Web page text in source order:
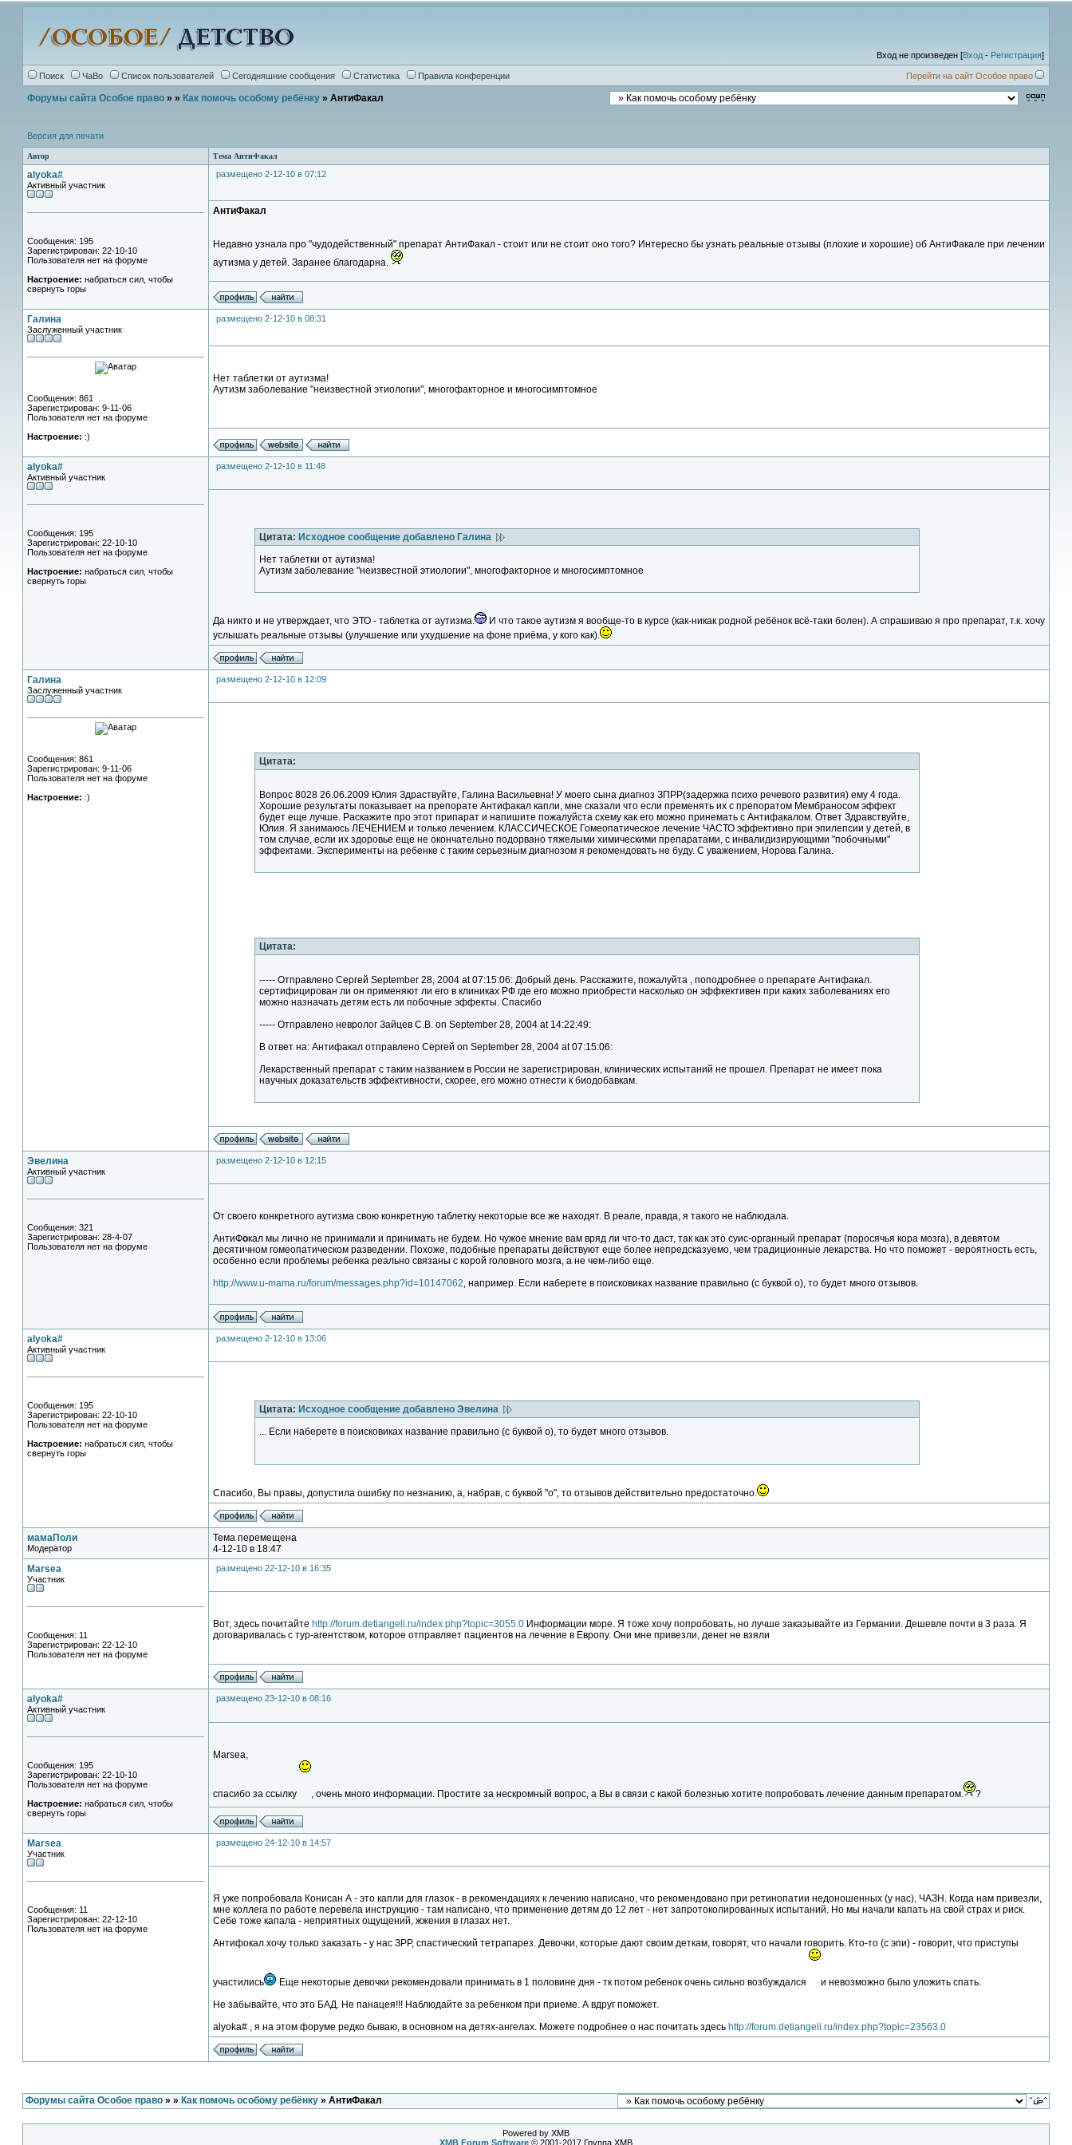
Вход не произведен [Вход - Регистрация]
Поиск ЧаВо Список пользователей Сегодняшние сообщения Статистика Правила конференции Перейти на сайт Особое право
Форумы сайта Особое право » » Как помочь особому ребёнку » АнтиФакал
Версия для печати
Автор Тема АнтиФакал
alyoka#
Активный участник
Сообщения: 195
Зарегистрирован: 22-10-10
Пользователя нет на форуме
Настроение: набраться сил, чтобы
свернуть горы
размещено 2-12-10 в 07:12
АнтиФакал
Недавно узнала про "чудодейственный" препарат АнтиФакал - стоит или не стоит оно того? Интересно бы узнать реальные отзывы (плохие и хорошие) об АнтиФакале при лечении
аутизма у детей. Заранее благодарна.
Галина
Заслуженный участник
Сообщения: 861
Зарегистрирован: 9-11-06
Пользователя нет на форуме
Настроение: :)
размещено 2-12-10 в 08:31
Нет таблетки от аутизма!
Аутизм заболевание "неизвестной этиологии", многофакторное и многосимптомное
alyoka#
Активный участник
Сообщения: 195
Зарегистрирован: 22-10-10
Пользователя нет на форуме
Настроение: набраться сил, чтобы
свернуть горы
размещено 2-12-10 в 11:48
Цитата: Исходное сообщение добавлено Галина
Нет таблетки от аутизма!
Аутизм заболевание "неизвестной этиологии", многофакторное и многосимптомное
Да никто и не утверждает, что ЭТО - таблетка от аутизма.
И что такое аутизм я вообще-то в курсе (как-никак родной ребёнок всё-таки болен). А спрашиваю я про препарат, т.к. хочу
услышать реальные отзывы (улучшение или ухудшение на фоне приёма, у кого как).
Галина
Заслуженный участник
Сообщения: 861
Зарегистрирован: 9-11-06
Пользователя нет на форуме
Настроение: :)
размещено 2-12-10 в 12:09
Цитата:
Вопрос 8028 26.06.2009 Юлия Здраствуйте, Галина Васильевна! У моего сына диагноз ЗПРР(задержка психо речевого развития) ему 4 года.
Хорошие результаты показывает на препорате Антифакал капли, мне сказали что если пременять их с препоратом Мембраносом эффект
будет еще лучше. Раскажите про этот припарат и напишите пожалуйста схему как его можно принемать с Антифакалом. Ответ Здравствуйте,
Юлия. Я занимаюсь ЛЕЧЕНИЕМ и только лечением. КЛАССИЧЕСКОЕ Гомеопатическое лечение ЧАСТО эффективно при эпилепсии у детей, в
том случае, если их здоровье еще не окончательно подорвано тяжелыми химическими препаратами, с инвалидизирующими "побочными"
эффектами. Эксперименты на ребенке с таким серьезным диагнозом я рекомендовать не буду. С уважением, Норова Галина.
Цитата:
----- Отправлено Сергей September 28, 2004 at 07:15:06: Добрый день. Расскажите, пожалуйта , поподробнее о препарате Антифакал.
сертифицирован ли он применяют ли его в клиниках РФ где его можно приобрести насколько он эффкективен при каких заболеваниях его
можно назначать детям есть ли побочные эффекты. Спасибо
----- Отправлено невролог Зайцев С.В. on September 28, 2004 at 14:22:49:
В ответ на: Антифакал отправлено Сергей on September 28, 2004 at 07:15:06:
Лекарственный препарат с таким названием в России не зарегистрирован, клинических испытаний не прошел. Препарат не имеет пока
научных доказательств эффективности, скорее, его можно отнести к биодобавкам.
Эвелина
Активный участник
Сообщения: 321
Зарегистрирован: 28-4-07
Пользователя нет на форуме
размещено 2-12-10 в 12:15
От своего конкретного аутизма свою конкретную таблетку некоторые все же находят. В реале, правда, я такого не наблюдала.
АнтиФокал мы лично не принимали и принимать не будем. Но чужое мнение вам вряд ли что-то даст, так как это суис-органный препарат (поросячья кора мозга), в девятом
десятичном гомеопатическом разведении. Похоже, подобные препараты действуют еще более непредсказуемо, чем традиционные лекарства. Но что поможет - вероятность есть,
особенно если проблемы ребенка реально связаны с корой головного мозга, а не чем-либо еще.
http://www.u-mama.ru/forum/messages.php?id=10147062, например. Если наберете в поисковиках название правильно (с буквой о), то будет много отзывов.
alyoka#
Активный участник
Сообщения: 195
Зарегистрирован: 22-10-10
Пользователя нет на форуме
Настроение: набраться сил, чтобы
свернуть горы
размещено 2-12-10 в 13:06
Цитата: Исходное сообщение добавлено Эвелина
... Если наберете в поисковиках название правильно (с буквой о), то будет много отзывов.
Спасибо, Вы правы, допустила ошибку по незнанию, а, набрав, с буквой "о", то отзывов действительно предостаточно.
мамаПоли
Модератор
Тема перемещена
4-12-10 в 18:47
Marsea
Участник
Сообщения: 11
Зарегистрирован: 22-12-10
Пользователя нет на форуме
размещено 22-12-10 в 16:35
Вот, здесь почитайте http://forum.detiangeli.ru/index.php?topic=3055.0 Информации море. Я тоже хочу попробовать, но лучше заказывайте из Германии. Дешевле почти в 3 раза. Я
договаривалась с тур-агентством, которое отправляет пациентов на лечение в Европу. Они мне привезли, денег не взяли
alyoka#
Активный участник
Сообщения: 195
Зарегистрирован: 22-10-10
Пользователя нет на форуме
Настроение: набраться сил, чтобы
свернуть горы
размещено 23-12-10 в 08:16
Marsea,
спасибо за ссылку , очень много информации. Простите за нескромный вопрос, а Вы в связи с какой болезнью хотите попробовать лечение данным препаратом. ?
Marsea
Участник
Сообщения: 11
Зарегистрирован: 22-12-10
Пользователя нет на форуме
размещено 24-12-10 в 14:57
Я уже попробовала Конисан А - это капли для глазок - в рекомендациях к лечению написано, что рекомендовано при ретинопатии недоношенных (у нас), ЧАЗН. Когда нам привезли,
мне коллега по работе перевела инструкцию - там написано, что применение детям до 12 лет - нет запротоколированных испытаний. Но мы начали капать на свой страх и риск.
Себе тоже капала - неприятных ощущений, жжения в глазах нет.
Антифокал хочу только заказать - у нас ЗРР, спастический тетрапарез. Девочки, которые дают своим деткам, говорят, что начали говорить. Кто-то (с эпи) - говорит, что приступы
участились Еще некоторые девочки рекомендовали принимать в 1 половине дня - тк потом ребенок очень сильно возбуждался
и невозможно было уложить спать.
Не забывайте, что это БАД. Не панацея!!! Наблюдайте за ребенком при приеме. А вдруг поможет.
alyoka# , я на этом форуме редко бываю, в основном на детях-ангелах. Можете подробнее о нас почитать здесь http://forum.detiangeli.ru/index.php?topic=23563.0
Форумы сайта Особое право » » Как помочь особому ребёнку » АнтиФакал
Powered by XMB
XMB Forum Software © 2001-2017 Группа XMB